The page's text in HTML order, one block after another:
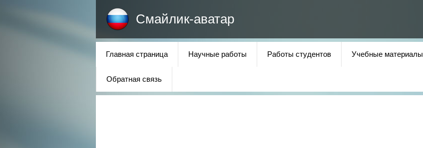
Смайлик-аватар
Главная страница Научные работы Работы студентов Учебные материалы
Обратная связь